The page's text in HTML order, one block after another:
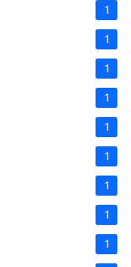
1
1
1
1
1
1
1
1
1